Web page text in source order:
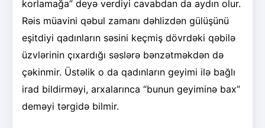
korlamağa” deyə verdiyi cavabdan da aydın olur.
Rəis müavini qəbul zamanı dəhlizdən gülüşünü
eşitdiyi qadınların səsini keçmiş dövrdəki qəbilə
üzvlərinin çıxardığı səslərə bənzətməkdən də
çəkinmir. Üstəlik o da qadınların geyimi ilə bağlı
irad bildirməyi, arxalarınca “bunun geyiminə bax”
deməyi tərgidə bilmir.